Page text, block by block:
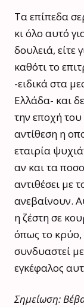
Τα επίπεδα
κι όλο αυτό
δουλειά, είτε
καθότι το
-ειδικά στα
Ελλάδα- και
την εποχή
αντίθεση η
εταιρία
αν και τα
αντιθέσει με
ανεβαίνουν.
η ζέστη σε
όπως το κρύο,
συνδυαστεί
εγκέφαλος
Σημείωση: